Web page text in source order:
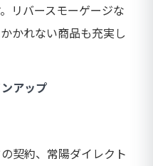
リバースモーゲージな
かれない商品も充実し
アップ
契約、常陽ダイレクト